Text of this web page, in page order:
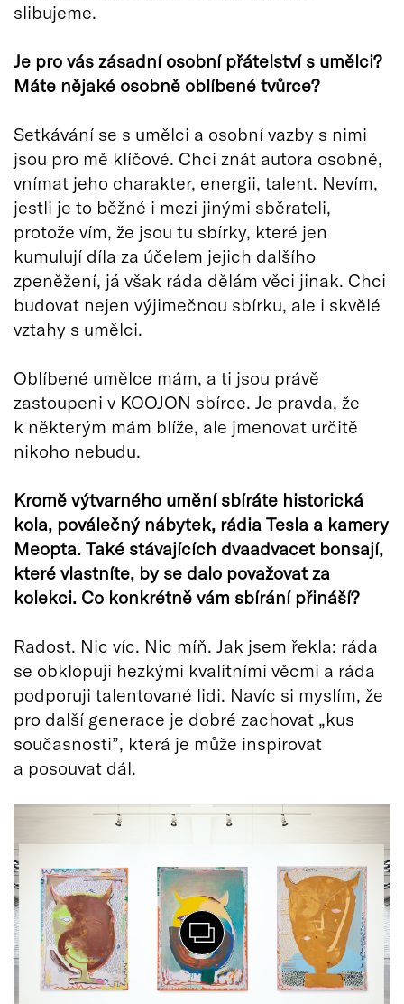
slibujeme.
Je pro vás zásadní osobní přátelství s umělci?
Máte nějaké osobně oblíbené tvůrce?
Setkávání se s umělci a osobní vazby s nimi
jsou pro mě klíčové. Chci znát autora osobně,
vnímat jeho charakter, energii, talent. Nevím,
jestli je to běžné i mezi jinými sběrateli,
protože vím, že jsou tu sbírky, které jen
kumulují díla za účelem jejich dalšího
zpeněžení, já však ráda dělám věci jinak. Chci
budovat nejen výjimečnou sbírku, ale i skvělé
vztahy s umělci.
Oblíbené umělce mám, a ti jsou právě
zastoupeni v KOOJON sbírce. Je pravda, že
k některým mám blíže, ale jmenovat určitě
nikoho nebudu.
Kromě výtvarného umění sbíráte historická
kola, poválečný nábytek, rádia Tesla a kamery
Meopta. Také stávajících dvaadvacet bonsají,
které vlastníte, by se dalo považovat za
kolekci. Co konkrétně vám sbírání přináší?
Radost. Nic víc. Nic míň. Jak jsem řekla: ráda
se obklopuji hezkými kvalitními věcmi a ráda
podporuji talentované lidi. Navíc si myslím, že
pro další generace je dobré zachovat „kus
současnosti”, která je může inspirovat
a posouvat dál.